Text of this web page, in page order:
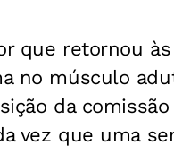
que retornou
no músculo
da
vez que uma